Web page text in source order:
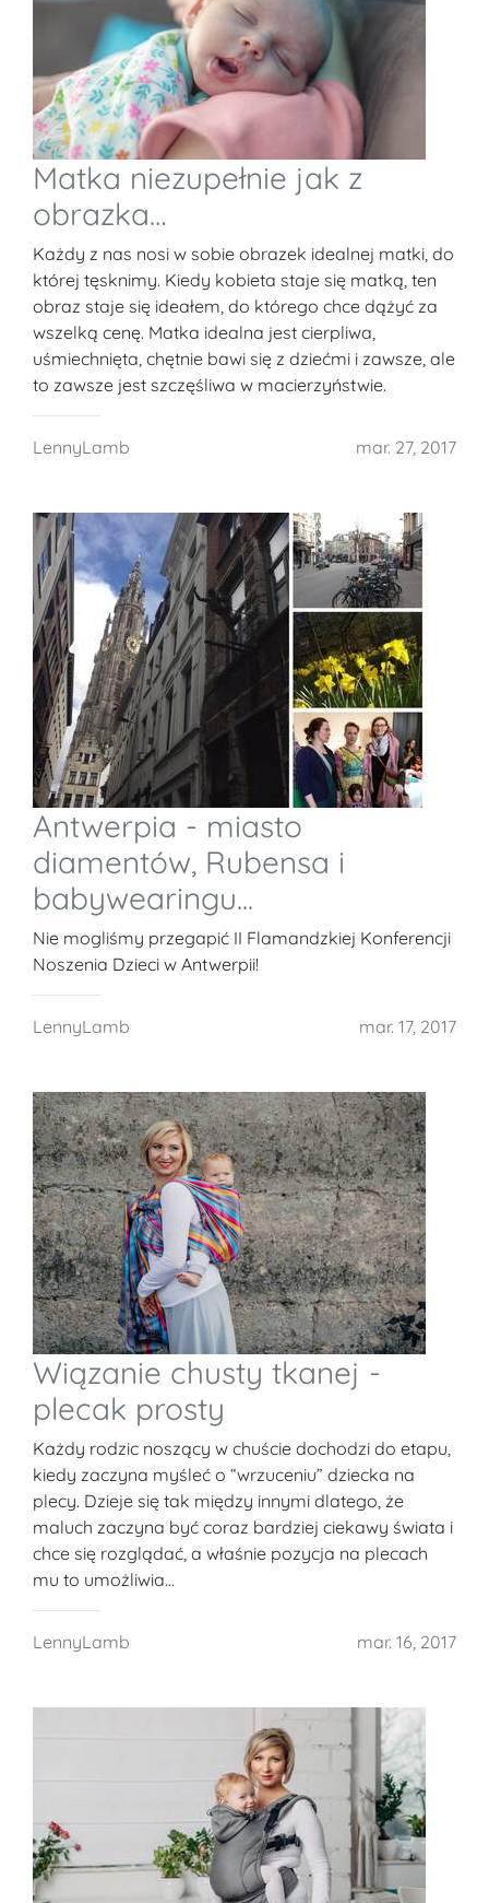
Matka niezupełnie jak z
obrazka…
Każdy z nas nosi w sobie obrazek idealnej matki, do
której tęsknimy. Kiedy kobieta staje się matką, ten
obraz staje się ideałem, do którego chce dążyć za
wszelką cenę. Matka idealna jest cierpliwa,
uśmiechnięta, chętnie bawi się z dziećmi i zawsze, ale
to zawsze jest szczęśliwa w macierzyństwie.
LennyLamb mar. 27, 2017
Antwerpia - miasto
diamentów, Rubensa i
babywearingu...
Nie mogliśmy przegapić II Flamandzkiej Konferencji
Noszenia Dzieci w Antwerpii!
LennyLamb mar. 17, 2017
Wiązanie chusty tkanej -
plecak prosty
Każdy rodzic noszący w chuście dochodzi do etapu,
kiedy zaczyna myśleć o “wrzuceniu” dziecka na
plecy. Dzieje się tak między innymi dlatego, że
maluch zaczyna być coraz bardziej ciekawy świata i
chce się rozglądać, a właśnie pozycja na plecach
mu to umożliwia...
LennyLamb mar. 16, 2017